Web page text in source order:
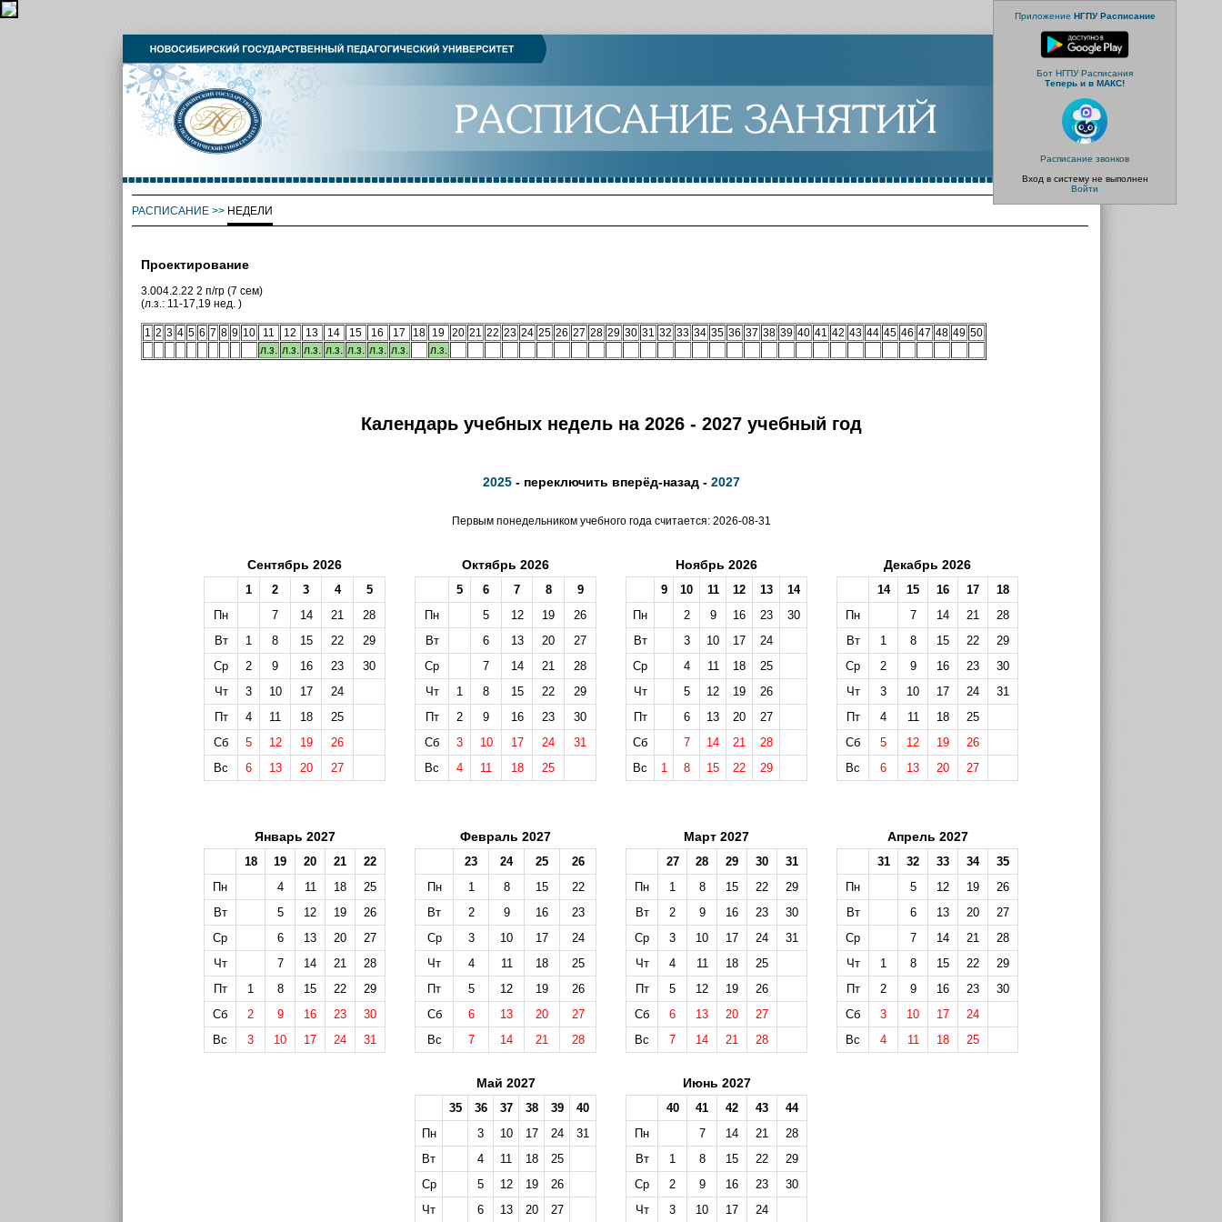
Приложение НГПУ Расписание
Бот НГПУ Расписания
Теперь и в МАКС!
Расписание звонков
Вход в систему не выполнен
Войти
РАСПИСАНИЕ>> НЕДЕЛИ
Проектирование
3.004.2.22 2 п/гр (7 сем)
(л.з.: 11-17,19 нед. )
1 2 3 4 5 6 7 8 9 10 11 12 13 14 15 16 17 18 19 20 21 22 23 24 25 26 27 28 29 30 31 32 33 34 35 36 37 38 39 40 41 42 43 44 45 46 47 48 49 50
л.з. л.з. л.з. л.з. л.з. л.з. л.з. л.з.
Календарь учебных недель на 2026 - 2027 учебный год
2025- переключить вперёд-назад - 2027
Первым понедельником учебного года считается: 2026-08-31
Сентябрь 2026
1 2 3 4
5
Пн
7 14 21
28
Вт
1 8 15 22
29
Ср
2 9 16 23
30
Чт
3 10 17
24
Пт
4 11 18
25
Сб
5 12 19
26
Вс
6 13 20 27
Октябрь 2026
5 6 7 8
9
Пн
5 12 19
26
Вт
6 13 20
27
Ср
7 14 21
28
Чт
1 8 15 22
29
Пт
2 9 16 23
30
Сб
3 10 17 24
31
Вс
4 11 18 25
Ноябрь 2026
9 10 11 12 13
14
Пн
2 9 16 23
30
Вт
3 10 17
24
Ср
4 11 18
25
Чт
5 12 19
26
Пт
6 13 20
27
Сб
7 14 21
28
Вс
1 8 15 22 29
Декабрь 2026
14 15 16 17
18
Пн
7 14 21
28
Вт
1 8 15 22
29
Ср
2 9 16 23
30
Чт
3 10 17 24
31
Пт
4 11 18
25
Сб
5 12 19
26
Вс
6 13 20 27
Январь 2027
18 19 20 21
22
Пн
4 11 18
25
Вт
5 12 19
26
Ср
6 13 20
27
Чт
7 14 21
28
Пт
1 8 15 22
29
Сб
2 9 16 23
30
Вс
3 10 17 24 31
Февраль 2027
23 24 25
26
Пн
1 8 15
22
Вт
2 9 16
23
Ср
3 10 17
24
Чт
4 11 18
25
Пт
5 12 19
26
Сб
6 13 20
27
Вс
7 14 21 28
Март 2027
27 28 29 30
31
Пн
1 8 15 22
29
Вт
2 9 16 23
30
Ср
3 10 17 24
31
Чт
4 11 18
25
Пт
5 12 19
26
Сб
6 13 20
27
Вс
7 14 21 28
Апрель 2027
31 32 33 34
35
Пн
5 12 19
26
Вт
6 13 20
27
Ср
7 14 21
28
Чт
1 8 15 22
29
Пт
2 9 16 23
30
Сб
3 10 17
24
Вс
4 11 18 25
Май 2027
35 36 37 38 39
40
Пн
3 10 17 24
31
Вт
4 11 18
25
Ср
5 12 19
26
Чт
6 13 20 27
Июнь 2027
40 41 42 43
44
Пн
7 14 21
28
Вт
1 8 15 22
29
Ср
2 9 16 23
30
Чт
3 10 17 24